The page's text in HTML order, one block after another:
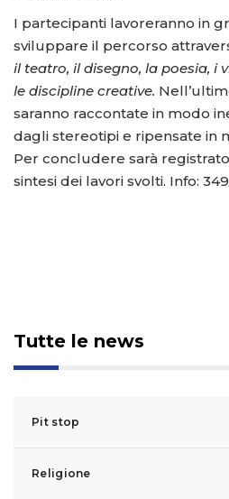
I partecipanti lavoreranno in
sviluppare il percorso
il teatro, il disegno, la poesia, i
le discipline creative.
saranno raccontate in modo
dagli stereotipi e ripensate in
Per concludere sarà
sintesi dei lavori svolti. Info:
Tutte le news
Pit stop
Religione